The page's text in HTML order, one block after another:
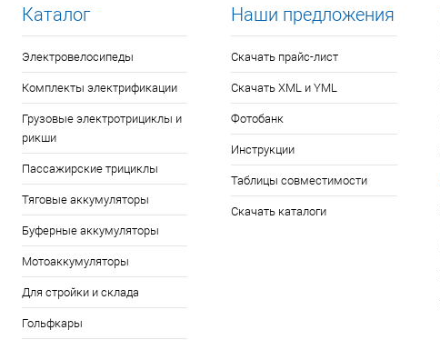
Каталог
Электровелосипеды
Комплекты электрификации
Грузовые электротрициклы и
рикши
Пассажирские трициклы
Тяговые аккумуляторы
Буферные аккумуляторы
Мотоаккумуляторы
Для стройки и склада
Гольфкары
Наши предложения
Скачать прайс-лист
Скачать XML и YML
Фотобанк
Инструкции
Таблицы совместимости
Скачать каталоги